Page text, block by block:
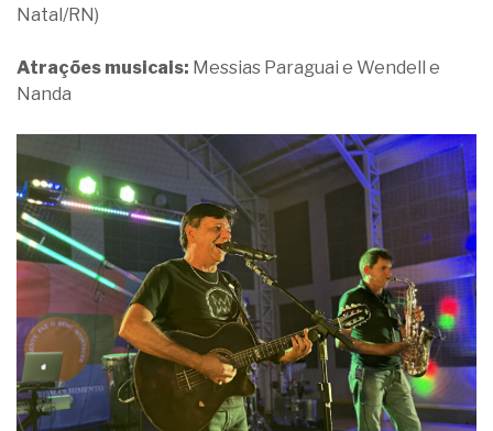
Natal/RN)
Atrações musicais: Messias Paraguai e Wendell e
Nanda